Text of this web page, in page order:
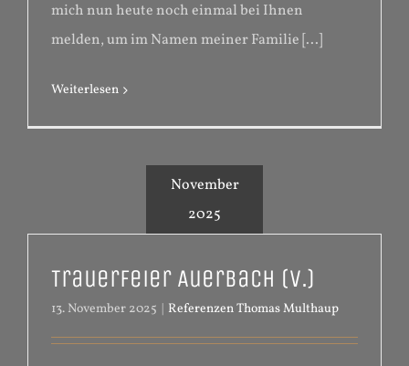
mich nun heute noch einmal bei Ihnen
melden, um im Namen meiner Familie [...]
Weiterlesen
November
2025
Trauerfeier Auerbach (V.)
13. November 2025 Referenzen Thomas Multhaup